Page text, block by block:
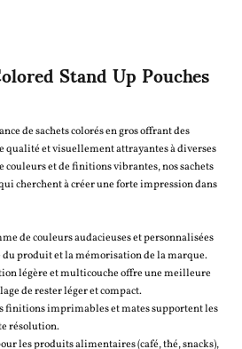
Stand Up Pouches
de sachets colorés en gros offrant des
qualité et visuellement attrayantes à diverses
couleurs et de finitions vibrantes, nos sachets
cherchent à créer une forte impression dans
de couleurs audacieuses et personnalisées
produit et la mémorisation de la marque.
légère et multicouche offre une meilleure
de rester léger et compact.
finitions imprimables et mates supportent les
résolution.
les produits alimentaires (café, thé, snacks),